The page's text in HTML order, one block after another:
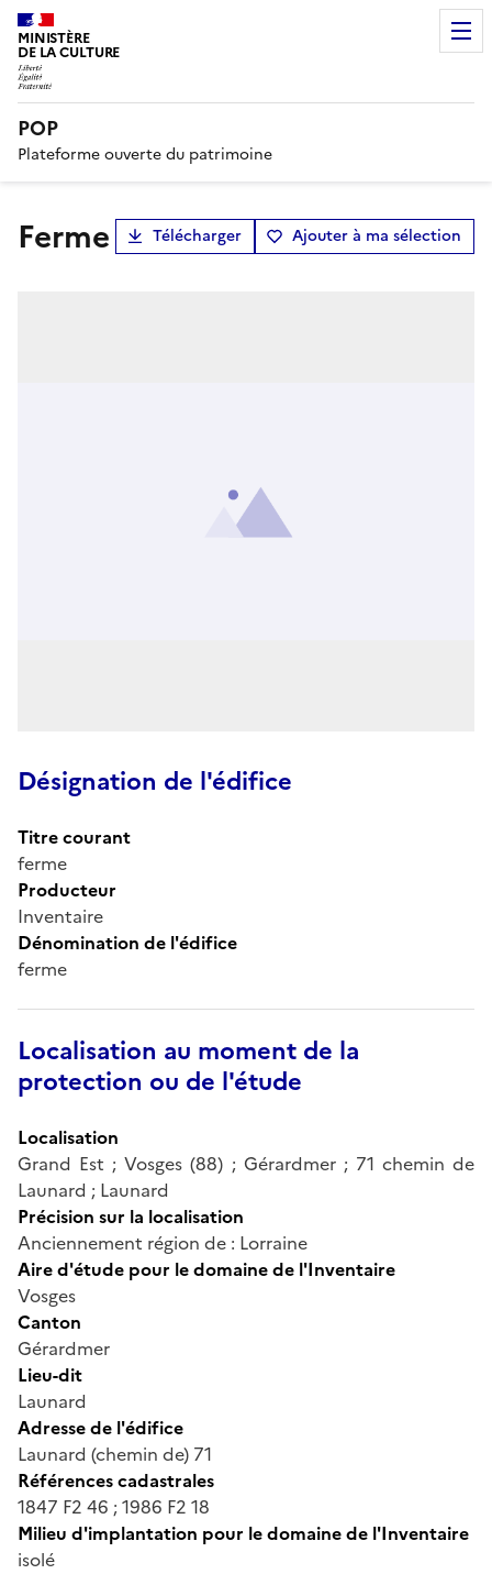
MINISTÈRE
DE LA CULTURE
POP
Plateforme ouverte du patrimoine
ferme Télécharger Ajouter à ma sélection
Désignation de l'édifice
Titre courant
ferme
Producteur
Inventaire
Dénomination de l'édifice
ferme
Localisation au moment de la
protection ou de l'étude
Localisation
Grand Est ; Vosges (88) ; Gérardmer ; 71 chemin de
Launard ; Launard
Précision sur la localisation
Anciennement région de : Lorraine
Aire d'étude pour le domaine de l'Inventaire
Vosges
Canton
Gérardmer
Lieu-dit
Launard
Adresse de l'édifice
Launard (chemin de) 71
Références cadastrales
1847 F2 46 ; 1986 F2 18
Milieu d'implantation pour le domaine de l'Inventaire
isolé